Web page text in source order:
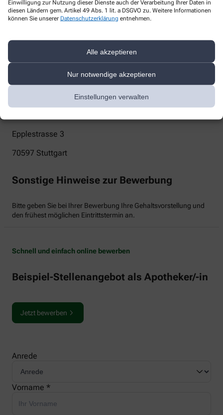
Einwilligung zur Nutzung dieser Dienste auch der Verarbeitung Ihrer Daten in
diesen Ländern gem. Artikel 49 Abs. 1 lit. a DSGVO zu. Weitere Informationen
können Sie unserer Datenschutzerklärung entnehmen.
Alle akzeptieren
Nur notwendige akzeptieren
Einstellungen verwalten
info@waldau-apotheke.de
Epplestrasse 3
70597 Stuttgart
Sonstige Hinweise zur Bewerbung
Bitte geben Sie bei Ihrer Bewerbung Ihre Gehaltsvorstellung und
den frühest möglichen Eintrittstermin an.
Schnell und einfach online bewerben
Beispiel-Stellenangebot als Apotheker/-in
Jetzt bewerben
Anrede
Vorname *